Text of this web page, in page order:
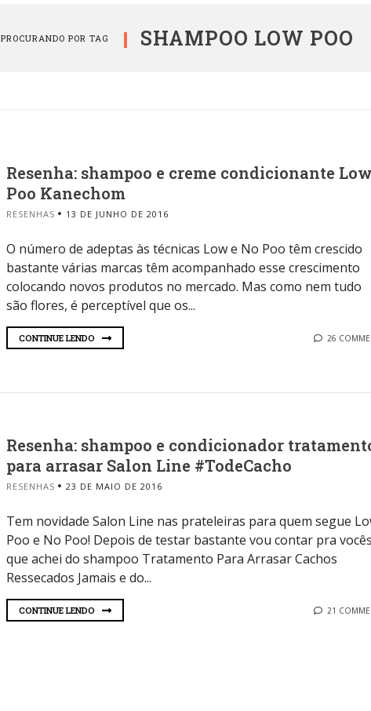
PROCURANDO POR TAG SHAMPOO LOW POO
Resenha: shampoo e creme condicionante Low
Poo Kanechom
RESENHAS 13 DE JUNHO DE 2016
O número de adeptas às técnicas Low e No Poo têm crescido
bastante várias marcas têm acompanhado esse crescimento
colocando novos produtos no mercado. Mas como nem tudo
são flores, é perceptível que os...
CONTINUE LENDO 26
Resenha: shampoo e condicionador
para arrasar Salon Line #TodeCacho
RESENHAS 23 DE MAIO DE 2016
Tem novidade Salon Line nas prateleiras para quem segue
Poo e No Poo! Depois de testar bastante vou contar pra
que achei do shampoo Tratamento Para Arrasar Cachos
Ressecados Jamais e do...
CONTINUE LENDO 21